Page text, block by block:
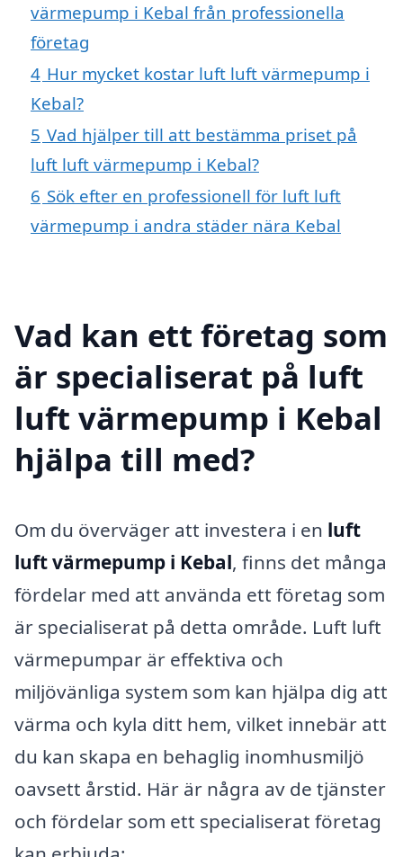
värmepump i Kebal från professionella
företag
4 Hur mycket kostar luft luft värmepump i
Kebal?
5 Vad hjälper till att bestämma priset på
luft luft värmepump i Kebal?
6 Sök efter en professionell för luft luft
värmepump i andra städer nära Kebal
Vad kan ett företag som
är specialiserat på luft
luft värmepump i Kebal
hjälpa till med?
Om du överväger att investera i en luft
luft värmepump i Kebal, finns det många
fördelar med att använda ett företag som
är specialiserat på detta område. Luft luft
värmepumpar är effektiva och
miljövänliga system som kan hjälpa dig att
värma och kyla ditt hem, vilket innebär att
du kan skapa en behaglig inomhusmiljö
oavsett årstid. Här är några av de tjänster
och fördelar som ett specialiserat företag